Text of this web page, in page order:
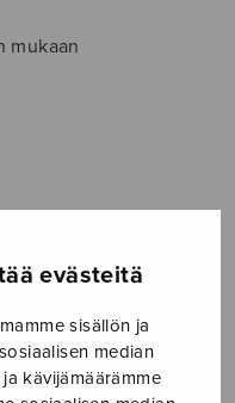
evästeitä
sisällön ja
median
kävijämäärämme
mukaan
› Die